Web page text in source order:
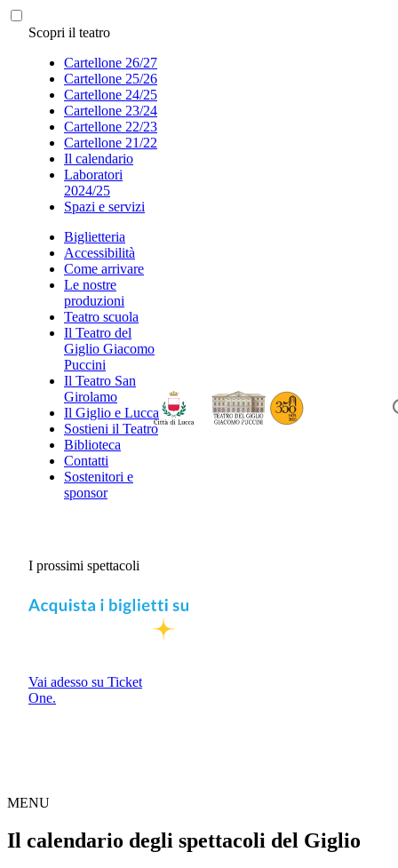
Scopri il teatro
Cartellone 26/27
Cartellone 25/26
Cartellone 24/25
Cartellone 23/24
Cartellone 22/23
Cartellone 21/22
Il calendario
Laboratori
2024/25
Spazi e servizi
Biglietteria
Accessibilità
Come arrivare
Le nostre
produzioni
Teatro scuola
Il Teatro del
Giglio Giacomo
Puccini
Il Teatro San
Girolamo
Il Giglio e Lucca
Sostieni il Teatro
Biblioteca
Contatti
Sostenitori e
sponsor
I prossimi spettacoli
Vai adesso su Ticket
One.
MENU
Il calendario degli spettacoli del Giglio